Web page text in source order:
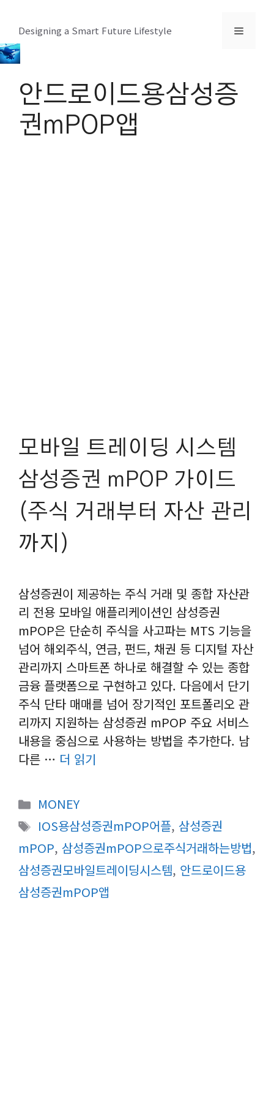
츠
로
Designing a Smart Future Lifestyle 메
안드로이드용삼성증
권mPOP앱
모바일 트레이딩 시스템
삼성증권 mPOP 가이드
(주식 거래부터 자산 관리
까지)
삼성증권이 제공하는 주식 거래 및 종합 자산관
리 전용 모바일 애플리케이션인 삼성증권
mPOP은 단순히 주식을 사고파는 MTS 기능을
넘어 해외주식, 연금, 펀드, 채권 등 디지털 자산
관리까지 스마트폰 하나로 해결할 수 있는 종합
금융 플랫폼으로 구현하고 있다. 다음에서 단기
주식 단타 매매를 넘어 장기적인 포트폴리오 관
리까지 지원하는 삼성증권 mPOP 주요 서비스
내용을 중심으로 사용하는 방법을 추가한다. 남
다른 … 더 읽기
카
테
리
MONEY
태
그
IOS용삼성증권mPOP어플, 삼성증권
mPOP, 삼성증권mPOP으로주식거래하는방법,
삼성증권모바일트레이딩시스템, 안드로이드용
삼성증권mPOP앱